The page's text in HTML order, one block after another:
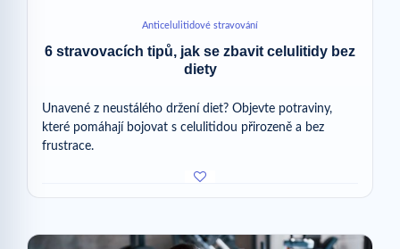
Anticelulitidové stravování
6 stravovacích tipů, jak se zbavit celulitidy bez
diety
Unavené z neustálého držení diet? Objevte potraviny,
které pomáhají bojovat s celulitidou přirozeně a bez
frustrace.